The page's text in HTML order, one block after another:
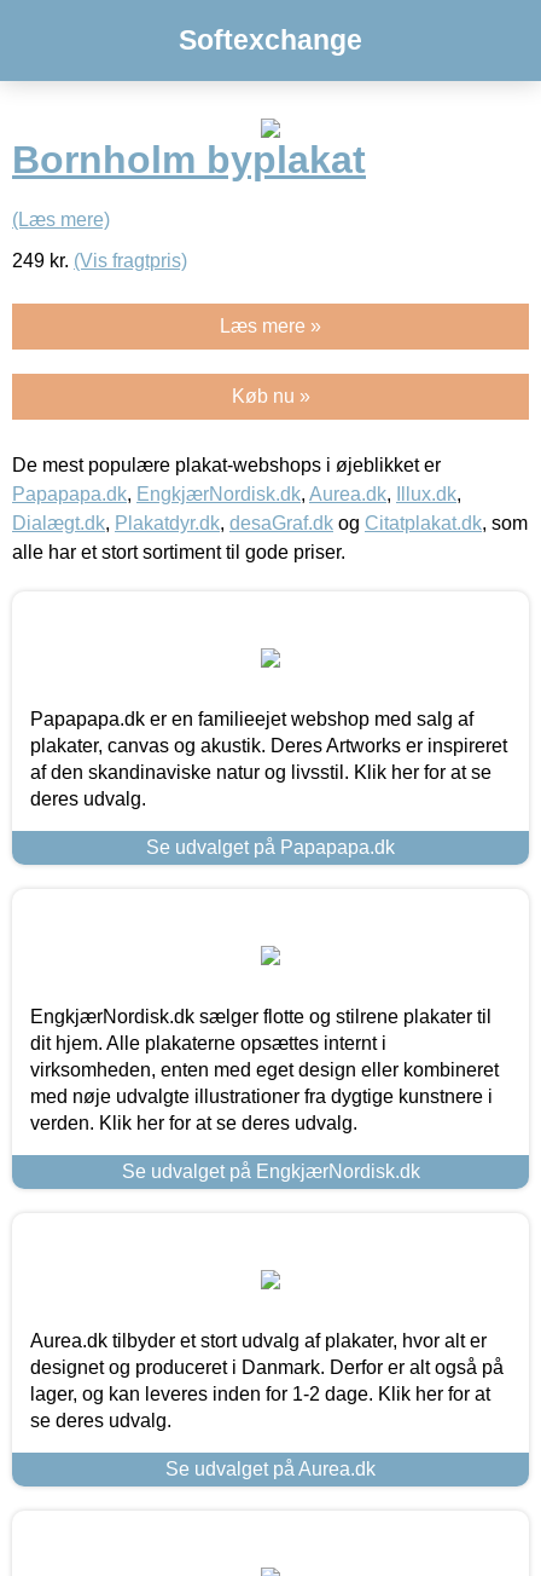
Softexchange
Bornholm byplakat
(Læs mere)
249 kr. (Vis fragtpris)
Læs mere »
Køb nu »
De mest populære plakat-webshops i øjeblikket er
Papapapa.dk, EngkjærNordisk.dk, Aurea.dk, Illux.dk,
Dialægt.dk, Plakatdyr.dk, desaGraf.dk og Citatplakat.dk, som
alle har et stort sortiment til gode priser.
Papapapa.dk er en familieejet webshop med salg af
plakater, canvas og akustik. Deres Artworks er inspireret
af den skandinaviske natur og livsstil. Klik her for at se
deres udvalg.
Se udvalget på Papapapa.dk
EngkjærNordisk.dk sælger flotte og stilrene plakater til
dit hjem. Alle plakaterne opsættes internt i
virksomheden, enten med eget design eller kombineret
med nøje udvalgte illustrationer fra dygtige kunstnere i
verden. Klik her for at se deres udvalg.
Se udvalget på EngkjærNordisk.dk
Aurea.dk tilbyder et stort udvalg af plakater, hvor alt er
designet og produceret i Danmark. Derfor er alt også på
lager, og kan leveres inden for 1-2 dage. Klik her for at
se deres udvalg.
Se udvalget på Aurea.dk